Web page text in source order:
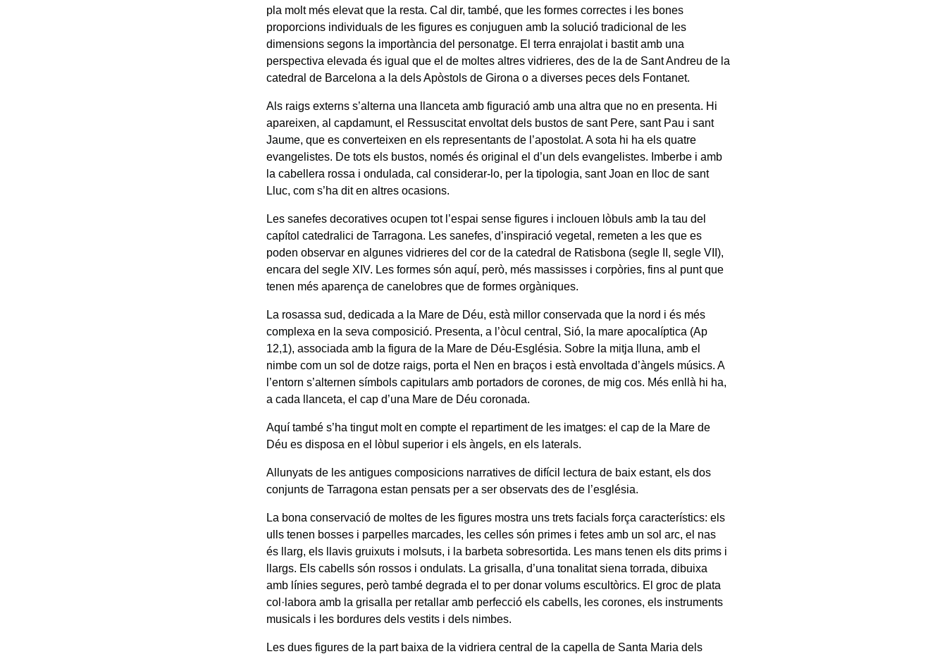
pla molt més elevat que la resta. Cal dir, també, que les formes correctes i les bones
proporcions individuals de les figures es conjuguen amb la solució tradicional de les
dimensions segons la importància del personatge. El terra enrajolat i bastit amb una
perspectiva elevada és igual que el de moltes altres vidrieres, des de la de Sant Andreu de la
catedral de Barcelona a la dels Apòstols de Girona o a diverses peces dels Fontanet.
Als raigs externs s’alterna una llanceta amb figuració amb una altra que no en presenta. Hi
apareixen, al capdamunt, el Ressuscitat envoltat dels bustos de sant Pere, sant Pau i sant
Jaume, que es converteixen en els representants de l’apostolat. A sota hi ha els quatre
evangelistes. De tots els bustos, només és original el d’un dels evangelistes. Imberbe i amb
la cabellera rossa i ondulada, cal considerar-lo, per la tipologia, sant Joan en lloc de sant
Lluc, com s’ha dit en altres ocasions.
Les sanefes decoratives ocupen tot l’espai sense figures i inclouen lòbuls amb la tau del
capítol catedralici de Tarragona. Les sanefes, d’inspiració vegetal, remeten a les que es
poden observar en algunes vidrieres del cor de la catedral de Ratisbona (segle II, segle VII),
encara del segle XIV. Les formes són aquí, però, més massisses i corpòries, fins al punt que
tenen més aparença de canelobres que de formes orgàniques.
La rosassa sud, dedicada a la Mare de Déu, està millor conservada que la nord i és més
complexa en la seva composició. Presenta, a l’òcul central, Sió, la mare apocalíptica (Ap
12,1), associada amb la figura de la Mare de Déu-Església. Sobre la mitja lluna, amb el
nimbe com un sol de dotze raigs, porta el Nen en braços i està envoltada d’àngels músics. A
l’entorn s’alternen símbols capitulars amb portadors de corones, de mig cos. Més enllà hi ha,
a cada llanceta, el cap d’una Mare de Déu coronada.
Aquí també s’ha tingut molt en compte el repartiment de les imatges: el cap de la Mare de
Déu es disposa en el lòbul superior i els àngels, en els laterals.
Allunyats de les antigues composicions narratives de difícil lectura de baix estant, els dos
conjunts de Tarragona estan pensats per a ser observats des de l’església.
La bona conservació de moltes de les figures mostra uns trets facials força característics: els
ulls tenen bosses i parpelles marcades, les celles són primes i fetes amb un sol arc, el nas
és llarg, els llavis gruixuts i molsuts, i la barbeta sobresortida. Les mans tenen els dits prims i
llargs. Els cabells són rossos i ondulats. La grisalla, d’una tonalitat siena torrada, dibuixa
amb línies segures, però també degrada el to per donar volums escultòrics. El groc de plata
col·labora amb la grisalla per retallar amb perfecció els cabells, les corones, els instruments
musicals i les bordures dels vestits i dels nimbes.
Les dues figures de la part baixa de la vidriera central de la capella de Santa Maria dels